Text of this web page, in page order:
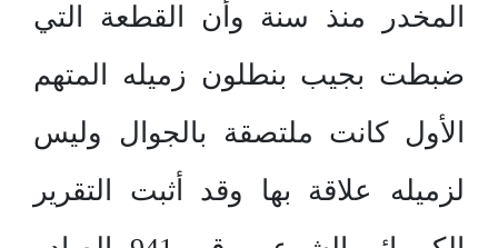
المخدر منذ سنة وأن القطعة التي
ضبطت بجيب بنطلون زميله المتهم
الأول كانت ملتصقة بالجوال وليس
لزميله علاقة بها وقد أثبت التقرير